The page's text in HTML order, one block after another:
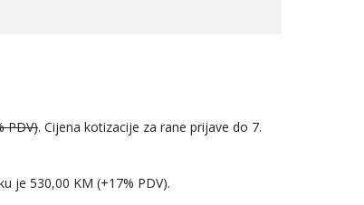
PDV). Cijena kotizacije za rane prijave do 7.
je 530,00 KM (+17% PDV).